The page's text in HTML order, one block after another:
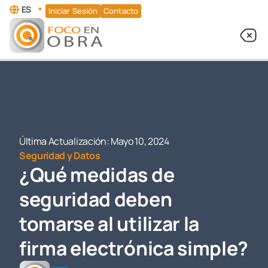
ES ▼ Iniciar Sesión Contacto
Última Actualización:Mayo 10, 2024
Seguridad y Datos
¿Qué medidas de
seguridad deben
tomarse al utilizar la
firma electrónica simple?